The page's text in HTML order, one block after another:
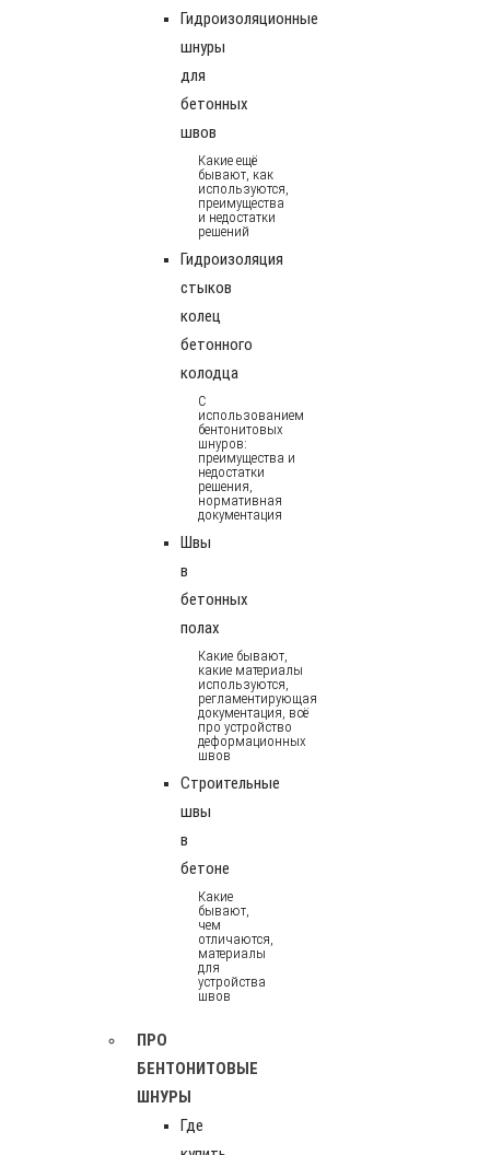
Гидроизоляционные
шнуры
для
бетонных
швов
Какие ещё
бывают, как
используются,
преимущества
и недостатки
решений
Гидроизоляция
стыков
колец
бетонного
колодца
С
использованием
бентонитовых
шнуров:
преимущества и
недостатки
решения,
нормативная
документация
Швы
в
бетонных
полах
Какие бывают,
какие материалы
используются,
регламентирующая
документация, всё
про устройство
деформационных
швов
Строительные
швы
в
бетоне
Какие
бывают,
чем
отличаются,
материалы
для
устройства
швов
ПРО
БЕНТОНИТОВЫЕ
ШНУРЫ
Где